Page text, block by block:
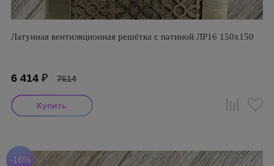
Латунная вентиляционная решётка с патиной ЛР16 150х150
6 414 ₽ 7614
-16%